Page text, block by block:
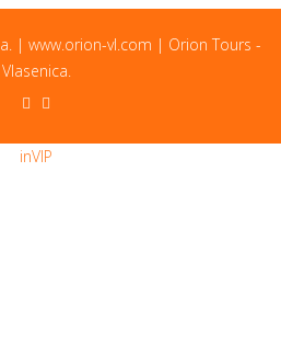
Vlasenica.